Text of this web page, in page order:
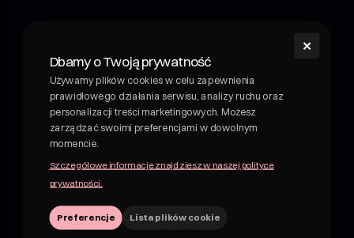
✕
Dbamy o Twoją prywatność
Używamy plików cookies w celu zapewnienia
prawidłowego działania serwisu, analizy ruchu oraz
personalizacji treści marketingowych. Możesz
zarządzać swoimi preferencjami w dowolnym
momencie.
Szczegółowe informacje znajdziesz w naszej polityce
prywatności.
Preferencje Lista plików cookie
Shroom - napój wellness z grzybami leczniczymi.
Funkcjonalny napój z grzybami leczniczymi. Adaptogeny i
rośliny w pysznych, owocowych napojach. Nie kombucha,
nie piwo.
hii@shroom4you.com
Na skróty